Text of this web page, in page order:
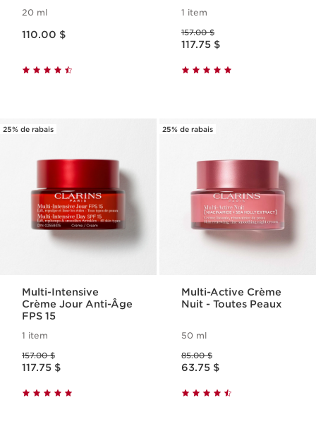
20 ml
110.00 $
1 item
157.00 $
Nouveau prix 117.75 $
117.75 $
25% de rabais
Multi-Intensive
Crème Jour Anti-Âge
FPS 15
1 item
157.00 $
Nouveau prix 117.75 $
117.75 $
25% de rabais
Multi-Active Crème
Nuit - Toutes Peaux
50 ml
85.00 $
Nouveau prix 63.75 $
63.75 $